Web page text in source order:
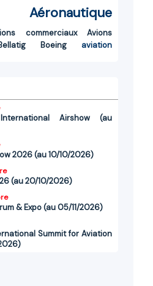
Aéronautique
commerciaux
Avions
Boeing
aviation
Airshow (au
2026 (au 10/10/2026)
(au 20/10/2026)
& Expo (au 05/11/2026)
Summit for Aviation